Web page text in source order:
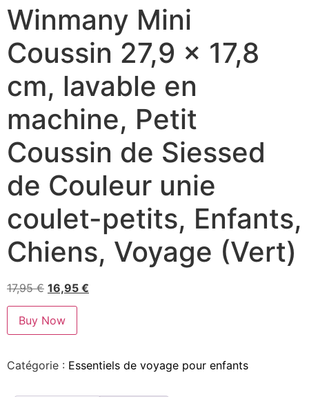
Winmany Mini
Coussin 27,9 x 17,8
cm, lavable en
machine, Petit
Coussin de Siessed
de Couleur unie
coulet-petits, Enfants,
Chiens, Voyage (Vert)
17,95€ 16,95 €
Buy Now
Catégorie : Essentiels de voyage pour enfants